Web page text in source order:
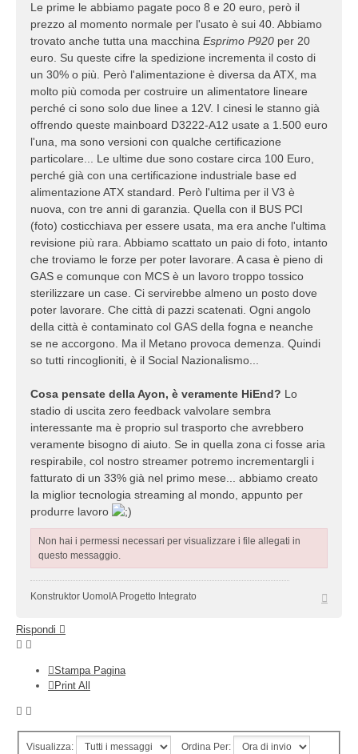
Le prime le abbiamo pagate poco 8 e 20 euro, però il
prezzo al momento normale per l'usato è sui 40. Abbiamo
trovato anche tutta una macchina Esprimo P920 per 20
euro. Su queste cifre la spedizione incrementa il costo di
un 30% o più. Però l'alimentazione è diversa da ATX, ma
molto più comoda per costruire un alimentatore lineare
perché ci sono solo due linee a 12V. I cinesi le stanno già
offrendo queste mainboard D3222-A12 usate a 1.500 euro
l'una, ma sono versioni con qualche certificazione
particolare... Le ultime due sono costare circa 100 Euro,
perché già con una certificazione industriale base ed
alimentazione ATX standard. Però l'ultima per il V3 è
nuova, con tre anni di garanzia. Quella con il BUS PCI
(foto) costicchiava per essere usata, ma era anche l'ultima
revisione più rara. Abbiamo scattato un paio di foto, intanto
che troviamo le forze per poter lavorare. A casa è pieno di
GAS e comunque con MCS è un lavoro troppo tossico
sterilizzare un case. Ci servirebbe almeno un posto dove
poter lavorare. Che città di pazzi scatenati. Ogni angolo
della città è contaminato col GAS della fogna e neanche
se ne accorgono. Ma il Metano provoca demenza. Quindi
so tutti rincoglioniti, è il Social Nazionalismo...
Cosa pensate della Ayon, è veramente HiEnd? Lo
stadio di uscita zero feedback valvolare sembra
interessante ma è proprio sul trasporto che avrebbero
veramente bisogno di aiuto. Se in quella zona ci fosse aria
respirabile, col nostro streamer potremo incrementargli i
fatturato di un 33% già nel primo mese... abbiamo creato
la miglior tecnologia streaming al mondo, appunto per
produrre lavoro
Non hai i permessi necessari per visualizzare i file allegati in
questo messaggio.
Konstruktor UomoIA Progetto Integrato
Rispondi
Stampa Pagina
Print All
Visualizza:
Ordina Per: